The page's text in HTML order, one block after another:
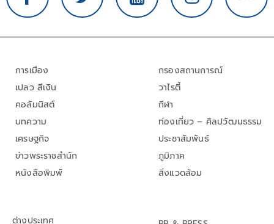
การเมือง
เปลว สีเงิน
คอลัมนิสต์
บทความ
เศรษฐกิจ
ข่าวพระราชสำนัก
หนังสือพิมพ์
กรองสถานการณ์
วาไรตี้
กีฬา
ท่องเที่ยว – ศิลปวัฒนธรรม
ประชาสัมพันธ์
ภูมิภาค
สิ่งแวดล้อม
ต่างประเทศ